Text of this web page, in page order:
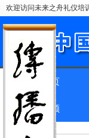
欢迎访问未来之舟礼仪培
网站首页
精彩回顾